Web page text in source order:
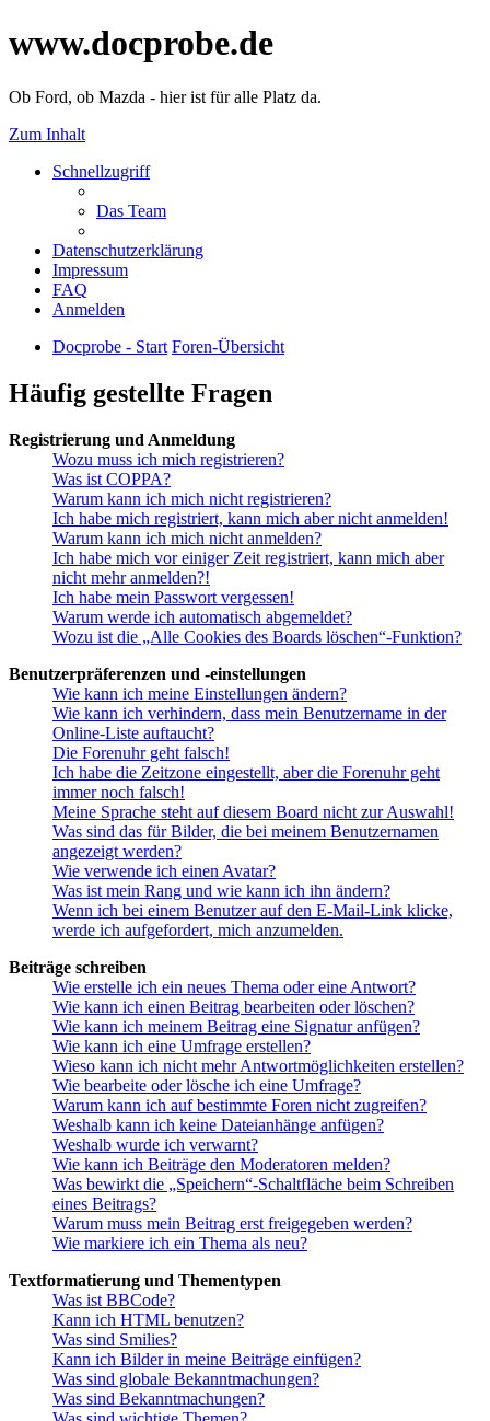
www.docprobe.de
Ob Ford, ob Mazda - hier ist für alle Platz da.
Zum Inhalt
Schnellzugriff
Das Team
Datenschutzerklärung
Impressum
FAQ
Anmelden
Docprobe - Start Foren-Übersicht
Häufig gestellte Fragen
Registrierung und Anmeldung
Wozu muss ich mich registrieren?
Was ist COPPA?
Warum kann ich mich nicht registrieren?
Ich habe mich registriert, kann mich aber nicht anmelden!
Warum kann ich mich nicht anmelden?
Ich habe mich vor einiger Zeit registriert, kann mich aber
nicht mehr anmelden?!
Ich habe mein Passwort vergessen!
Warum werde ich automatisch abgemeldet?
Wozu ist die „Alle Cookies des Boards löschen“-Funktion?
Benutzerpräferenzen und -einstellungen
Wie kann ich meine Einstellungen ändern?
Wie kann ich verhindern, dass mein Benutzername in der
Online-Liste auftaucht?
Die Forenuhr geht falsch!
Ich habe die Zeitzone eingestellt, aber die Forenuhr geht
immer noch falsch!
Meine Sprache steht auf diesem Board nicht zur Auswahl!
Was sind das für Bilder, die bei meinem Benutzernamen
angezeigt werden?
Wie verwende ich einen Avatar?
Was ist mein Rang und wie kann ich ihn ändern?
Wenn ich bei einem Benutzer auf den E-Mail-Link klicke,
werde ich aufgefordert, mich anzumelden.
Beiträge schreiben
Wie erstelle ich ein neues Thema oder eine Antwort?
Wie kann ich einen Beitrag bearbeiten oder löschen?
Wie kann ich meinem Beitrag eine Signatur anfügen?
Wie kann ich eine Umfrage erstellen?
Wieso kann ich nicht mehr Antwortmöglichkeiten erstellen?
Wie bearbeite oder lösche ich eine Umfrage?
Warum kann ich auf bestimmte Foren nicht zugreifen?
Weshalb kann ich keine Dateianhänge anfügen?
Weshalb wurde ich verwarnt?
Wie kann ich Beiträge den Moderatoren melden?
Was bewirkt die „Speichern“-Schaltfläche beim Schreiben
eines Beitrags?
Warum muss mein Beitrag erst freigegeben werden?
Wie markiere ich ein Thema als neu?
Textformatierung und Thementypen
Was ist BBCode?
Kann ich HTML benutzen?
Was sind Smilies?
Kann ich Bilder in meine Beiträge einfügen?
Was sind globale Bekanntmachungen?
Was sind Bekanntmachungen?